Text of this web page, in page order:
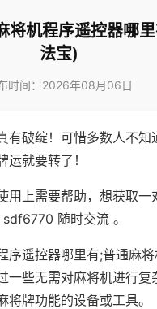
将机程序遥控器哪
法宝)
时间：2026年08月06日
有破绽！可惜多数人不知
就要转了！
用上需要帮助，想获取一
随时交流 。
序遥控器哪里有;普通麻
一些无需对麻将机进行复
将牌功能的设备或工具。